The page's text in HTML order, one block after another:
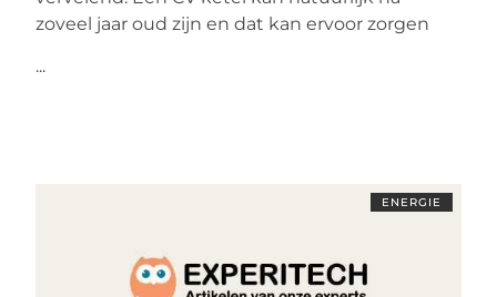
zoveel jaar oud zijn en dat kan ervoor zorgen
...
ENERGIE